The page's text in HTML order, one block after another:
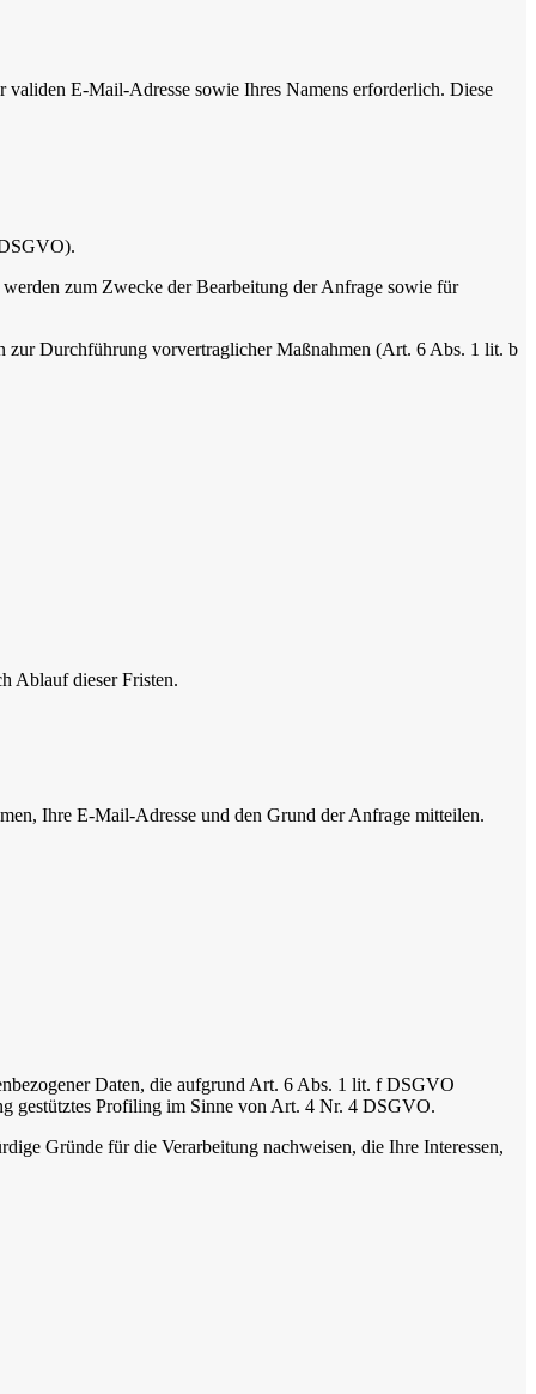
E-Mail-Adresse sowie Ihres Namens erforderlich. Diese
zum Zwecke der Bearbeitung der Anfrage sowie für
zur Durchführung vorvertraglicher Maßnahmen (Art. 6 Abs. 1 lit. b
Ablauf dieser Fristen.
Ihre E-Mail-Adresse und den Grund der Anfrage mitteilen.
Daten, die aufgrund Art. 6 Abs. 1 lit. f DSGVO
gestütztes Profiling im Sinne von Art. 4 Nr. 4 DSGVO.
Gründe für die Verarbeitung nachweisen, die Ihre Interessen,